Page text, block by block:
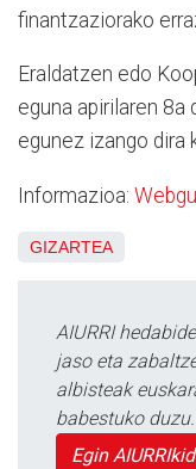
finantzaziorako
Eraldatzen edo
eguna apirilaren 8a
egunez izango dira
Informazioa:
GIZARTEA
AIURRI
jaso eta
albisteak
babestuko duzu.
Egin